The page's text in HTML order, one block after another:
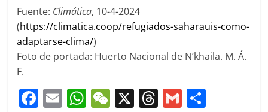
Fuente: Climática, 10-4-2024
(https://climatica.coop/refugiados-saharauis-como-
adaptarse-clima/)
Foto de portada: Huerto Nacional de N’khaila. M. Á.
F.
F E W W X T G